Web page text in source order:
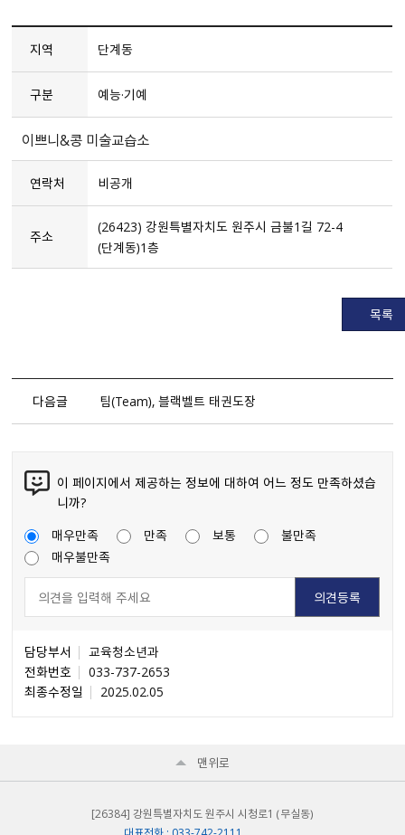
지역 단계동
구분 예능·기예
이쁘니&콩 미술교습소
연락처 비공개
주소
(26423) 강원특별자치도 원주시 금불1길 72-4
（단계동）1층
목록
다음글 팀（Team）, 블랙벨트 태권도장
이 페이지에서 제공하는 정보에 대하여 어느 정도 만족하셨습
니까?
매우만족
만족 보통
불만족
매우불만족
담당부서
교육청소년과
전화번호
033-737-2653
최종수정일
2025.02.05
맨위로
[26384] 강원특별자치도 원주시 시청로1 （무실동）